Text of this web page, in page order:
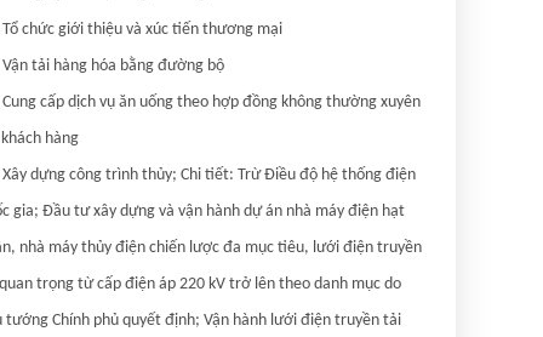
chức giới thiệu và xúc tiến thương mại
tải hàng hóa bằng đường bộ
cấp dịch vụ ăn uống theo hợp đồng không thường xuyên
hàng
dựng công trình thủy; Chi tiết: Trừ Điều độ hệ thống điện
gia; Đầu tư xây dựng và vận hành dự án nhà máy điện hạt
nhà máy thủy điện chiến lược đa mục tiêu, lưới điện truyền
trọng từ cấp điện áp 220 kV trở lên theo danh mục do
tướng Chính phủ quyết định; Vận hành lưới điện truyền tải